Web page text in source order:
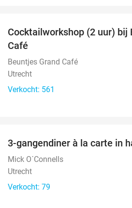
Cocktailworkshop (2 uur) bij
Café
Beuntjes Grand Café
Utrecht
Verkocht: 561
3-gangendiner à la carte in
Mick O´Connells
Utrecht
Verkocht: 79